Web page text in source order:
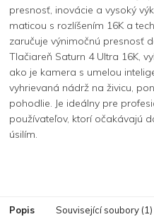
presnosť, inovácie a vysoký
maticou s rozlíšením 16K a
zaručuje výnimočnú presnosť
Tlačiareň Saturn 4 Ultra 16K,
ako je kamera s umelou
vyhrievaná nádrž na živicu,
pohodlie. Je ideálny pre
používateľov, ktorí očakávajú
úsilím.
Popis Související soubory (1)